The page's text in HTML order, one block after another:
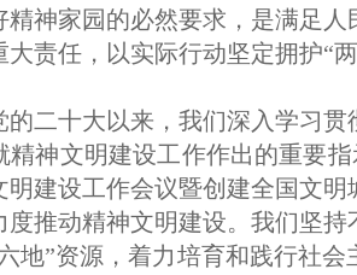
精神家园的必然要求，是满足
大责任，以实际行动坚定拥护“
的二十大以来，我们深入学习
精神文明建设工作作出的重要
明建设工作会议暨创建全国文
度推动精神文明建设。我们坚
地”资源，着力培育和践行社